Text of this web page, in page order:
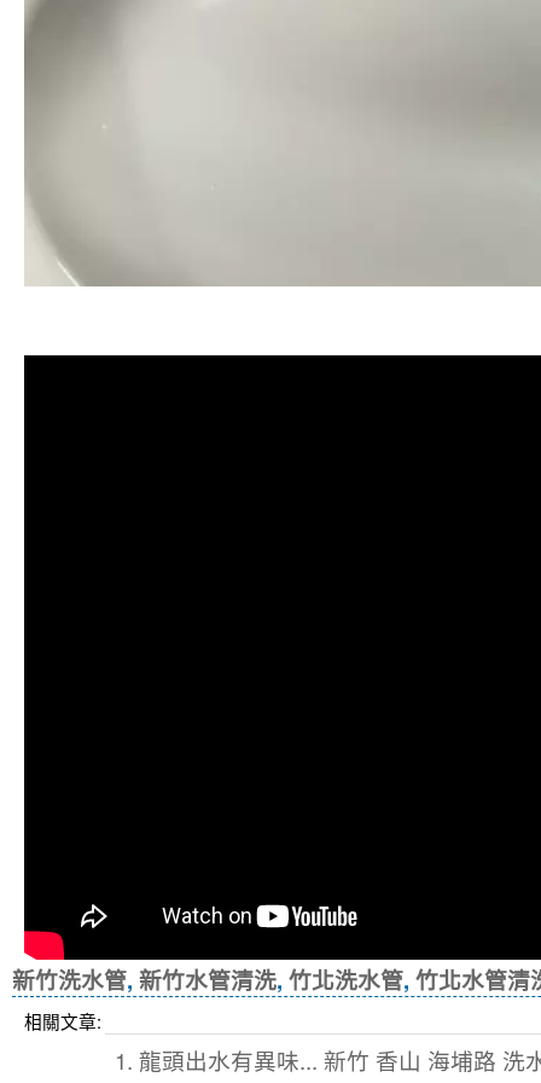
新竹洗水管, 新竹水管清洗, 竹北洗水管, 竹北水管清
相關文章:
1. 龍頭出水有異味... 新竹 香山 海埔路 洗